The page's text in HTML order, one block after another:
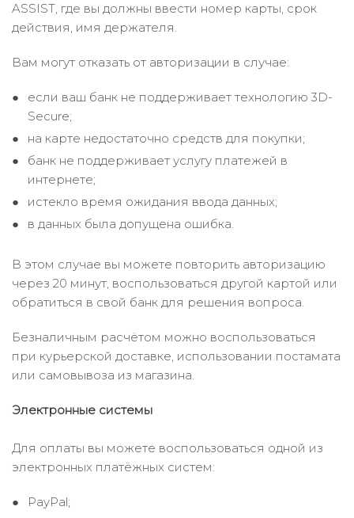
ASSIST, где вы должны ввести номер карты, срок
действия, имя держателя.
Вам могут отказать от авторизации в случае:
если ваш банк не поддерживает технологию 3D-
Secure;
на карте недостаточно средств для покупки;
банк не поддерживает услугу платежей в
интернете;
истекло время ожидания ввода данных;
в данных была допущена ошибка.
В этом случае вы можете повторить авторизацию
через 20 минут, воспользоваться другой картой или
обратиться в свой банк для решения вопроса.
Безналичным расчётом можно воспользоваться
при курьерской доставке, использовании постамата
или самовывоза из магазина.
Электронные системы
Для оплаты вы можете воспользоваться одной из
электронных платёжных систем:
PayPal;